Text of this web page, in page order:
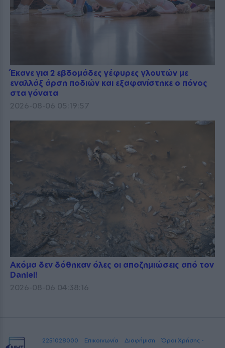
Έκανε για 2 εβδομάδες γέφυρες γλουτών με
εναλλάξ άρση ποδιών και εξαφανίστηκε ο πόνος
στα γόνατα
2026-08-06 05:19:57
Ακόμα δεν δόθηκαν όλες οι αποζημιώσεις από τον
Daniel!
2026-08-06 04:38:16
2251028000 Επικοινωνία Διαφήμιση Όροι Χρήσης -